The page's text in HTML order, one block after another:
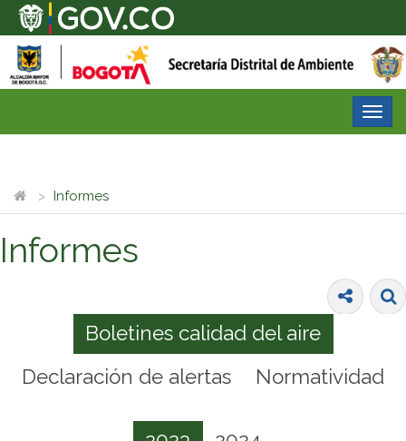
Informes
Informes
Boletines calidad del aire
Declaración de alertas
Normatividad